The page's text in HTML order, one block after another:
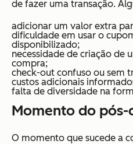
de fazer uma transação.
adicionar um valor extra
dificuldade em usar o
disponibilizado;
necessidade de criação de
compra;
check-out confuso ou sem
custos adicionais
falta de diversidade na
Momento do pós-
O momento que sucede a